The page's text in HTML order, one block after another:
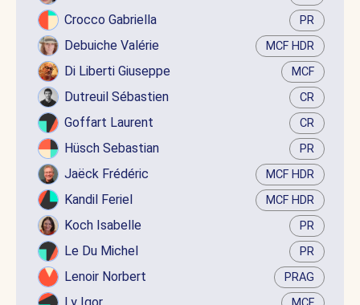
Crocco Gabriella PR
Debuiche Valérie MCF HDR
Di Liberti Giuseppe MCF
Dutreuil Sébastien CR
Goffart Laurent CR
Hüsch Sebastian PR
Jaëck Frédéric MCF HDR
Kandil Feriel MCF HDR
Koch Isabelle PR
Le Du Michel PR
Lenoir Norbert PRAG